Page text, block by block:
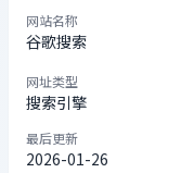
网站名称
谷歌搜索
网址类型
搜索引擎
最后更新
2026-01-26